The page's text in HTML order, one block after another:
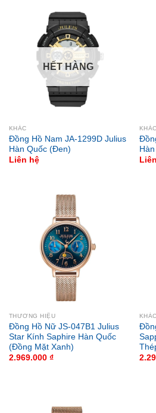
HẾT HÀNG
KHÁC
Đồng Hồ Nam JA-1299D Julius
Hàn Quốc (Đen)
Liên hệ
KHÁC
THƯƠNG HIỆU
Đồng Hồ Nữ JS-047B1 Julius
Star Kính Saphire Hàn Quốc
(Đồng Mặt Xanh)
2.969.000 ₫
KHÁC